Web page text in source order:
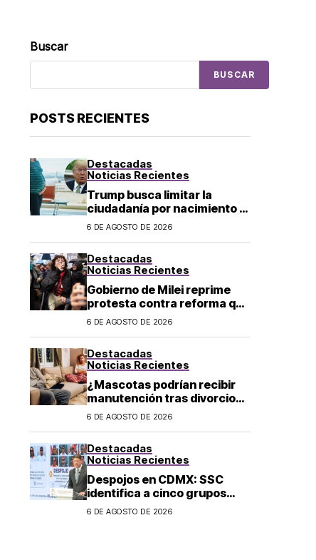
Buscar
BUSCAR
POSTS RECIENTES
Destacadas
Noticias Recientes
Trump busca limitar la
ciudadanía por nacimiento y
el «turismo de parto» en EU;
6 DE AGOSTO DE 2026
Destacadas
Noticias Recientes
Gobierno de Milei reprime
protesta contra reforma que
permite la venta de tierra a
6 DE AGOSTO DE 2026
Destacadas
Noticias Recientes
¿Mascotas podrían recibir
manutención tras divorcio
de sus dueños en CDMX?
6 DE AGOSTO DE 2026
Destacadas
Noticias Recientes
Despojos en CDMX: SSC
identifica a cinco grupos
criminales vinculados a este
6 DE AGOSTO DE 2026